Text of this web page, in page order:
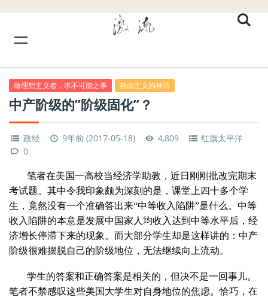
做理想主义者，求不可能之事 自由主义的神话
中产阶级的”阶级固化”？
政经 9年前 (2017-05-18) 4,809
红旗太平洋
0
笔者在美国一高校当经济学助教，近日刚刚批改完期末
考试题。其中令我印象颇为深刻的是，课堂上四十多个学
生，竟然没有一个准确答出来“中等收入陷阱”是什么。中等
收入陷阱的本意是发展中国家人均收入达到中等水平后，经
济增长停滞下来的现象。而大部分学生却是这样讲的：中产
阶级很难摆脱自己的阶级地位，无法继续向上流动。
学生的答案和正确答案是相关的，但决不是一回事儿。
笔者不禁感叹这些美国大学生对自身地位的焦虑。恰巧，在